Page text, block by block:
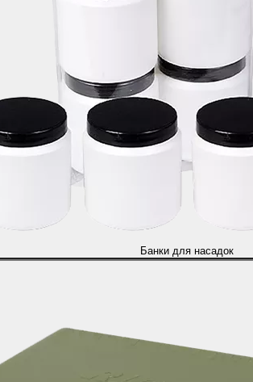
Банки для насадок